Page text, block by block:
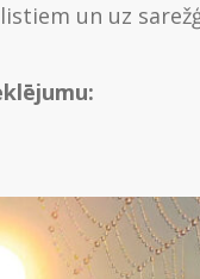
un uz